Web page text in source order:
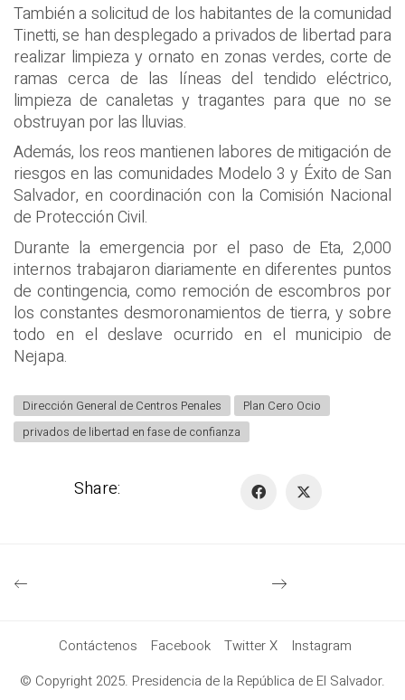
También a solicitud de los habitantes de la comunidad
Tinetti, se han desplegado a privados de libertad para
realizar limpieza y ornato en zonas verdes, corte de
ramas cerca de las líneas del tendido eléctrico,
limpieza de canaletas y tragantes para que no se
obstruyan por las lluvias.
Además, los reos mantienen labores de mitigación de
riesgos en las comunidades Modelo 3 y Éxito de San
Salvador, en coordinación con la Comisión Nacional
de Protección Civil.
Durante la emergencia por el paso de Eta, 2,000
internos trabajaron diariamente en diferentes puntos
de contingencia, como remoción de escombros por
los constantes desmoronamientos de tierra, y sobre
todo en el deslave ocurrido en el municipio de
Nejapa.
Dirección General de Centros Penales
Plan Cero Ocio
privados de libertad en fase de confianza
Share:
Contáctenos Facebook Twitter X
Instagram
© Copyright 2025. Presidencia de la República de El Salvador.